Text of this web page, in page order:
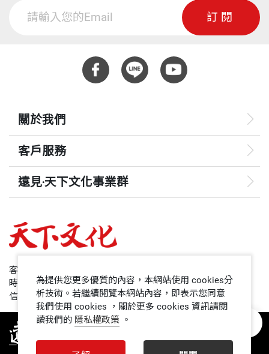
──彭啟明（氣象達人、天氣風險管理公司總經理）
這本書除了喚醒我們對農夫職人的尊敬，也可從書中
同時感受到農人的努力跟憂心，透過水良伯極力擺脫
思維。極力推薦這本書給關心農業發展及環境永續的
您。
──蔡其昌（立法院副院長）
不遺餘力！足為農民之楷模。秀燕在此向所有的讀者
音》，讓咱們做伙細心品嘗最道地的台中好書。
──盧秀燕（台中市市長）
然而，年過七十之後，我愈來愈想把我的經驗和學習
驗場出的研究報告，但卻很少看到從農夫角度出版的
所以我希望能出版這本書，讓年輕人知道農業的根
本，是來自於對天地的尊重，我們要謙卑聆聽，觀察
大自然傳達的訊息。我也希望這本書，可以讓主掌台
灣農業發展的官員們看到，台灣的農業絕對有機會走
出一條不一樣的路。
我這些淺薄的思考能夠化成文字成書，要特別感謝遠
見．天下文化事業群創辦人高希均教授、王力行發行
人與天下文化林天來社長。多年來，只要有機會遇到
他們，他們總是熱情握著我粗糙不已的手，肯定我的
堅持和創新，他們對我的看重與支持，讓我知道我走
的路是有價值的。
結合加工、行銷的六級產業，透過異業結盟，提高農
產價值，正如書中提到的，讓絲瓜不只是餐桌上的美
樣，台灣有許多人正為台灣農村文化的保留耕耘著，
而我們也積極開拓農村再生，使更多人了解台灣這塊
了解親近土地、和植物說話是感受台灣生命力最好的
方式。台灣有許多和水良伯一樣深愛這塊土地的人
們，展現台灣精神、堅毅的付出，因此我們也要更加
只是農民的農業，也不是農委會的農業，而是全民的
面對全球暖化，要有一顆如海綿般求知的心
──彭啟明，氣象達人、天氣風險管理公司總經理
訂閱
關於我們
客戶服務
遠見‧天下文化事業群
哈佛商業評論
領導影響力學院
1號課堂
客服專線：+886 2 2662-0012
時間：週一~週五9:00~12:30;13:30~17:00
信箱：service@cwgv.com.tw
為提供您更多優質的內容，本網站使用 cookies分
析技術。若繼續閱覽本網站內容，即表示您同意
我們使用 cookies ，關於更多 cookies 資訊請閱
讀我們的 隱私權政策 。